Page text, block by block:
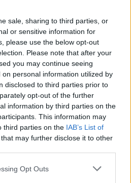
sale, sharing to third parties, or
or sensitive information for
please use the below opt-out
Please note that after your
you may continue seeing
personal information utilized by
disclosed to third parties prior to
opt-out of the further
information by third parties on the
This information may
third parties on the IAB’s List of
that may further disclose it to other
app uses one or more Google
Opt Outs
galambok valójában
és ők döntenék el, ki
Ezt esetleg
is beszélhetnék
a Blahán. Ezek azok a
a fantáziámat beindítják.
amikor lomtalanításhoz
a régi holmikat, a fiatalok
az újonnan kivett
minden évben
a bútorok köszönnek